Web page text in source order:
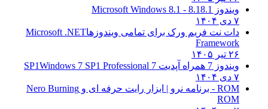
ویندوز 8.1 8.1 - Microsoft Windows 8.1
دات نت فریم ورک برای تمامی ویندوزهاMicrosoft .NET
Framework
ویندوز 7 همراه آپدیت 7 SP1
Windows 7 SP1 Professional
ROM - برنامه نرو | ابزار رایت حرفه ای و
Nero Burning